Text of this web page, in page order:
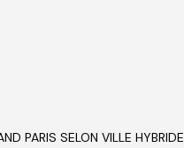
PARIS SELON VILLE HYBRIDE